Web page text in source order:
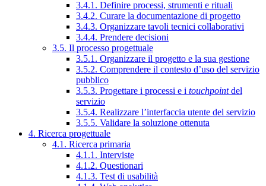
3.4.1. Definire processi, strumenti e rituali
3.4.2. Curare la documentazione di progetto
3.4.3. Organizzare tavoli tecnici collaborativi
3.4.4. Prendere decisioni
3.5. Il processo progettuale
3.5.1. Organizzare il progetto e la sua gestione
3.5.2. Comprendere il contesto d’uso del servizio
pubblico
3.5.3. Progettare i processi e i touchpointdel
servizio
3.5.4. Realizzare l’interfaccia utente del servizio
3.5.5. Validare la soluzione ottenuta
4. Ricerca progettuale
4.1. Ricerca primaria
4.1.1. Interviste
4.1.2. Questionari
4.1.3. Test di usabilità